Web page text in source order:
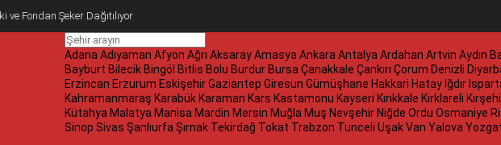
ve Fondan Şeker Dağıtılıyor
Adana Adıyaman Afyon Ağrı Aksaray Amasya Ankara Antalya Ardahan Artvin Aydın
Bayburt Bilecik Bingöl Bitlis Bolu Burdur Bursa Çanakkale Çankırı Çorum Denizli
Erzincan Erzurum Eskişehir Gaziantep Giresun Gümüşhane Hakkari Hatay Iğdır
Kahramanmaraş Karabük Karaman Kars Kastamonu Kayseri Kırıkkale Kırklareli
Kütahya Malatya Manisa Mardin Mersin Muğla Muş Nevşehir Niğde Ordu Osmaniye
Sinop Sivas Şanlıurfa Şırnak Tekirdağ Tokat Trabzon Tunceli Uşak Van Yalova